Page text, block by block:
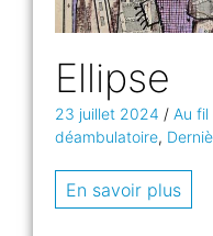
Ellipse
23 juillet 2024 / Au
déambulatoire,
En savoir plus